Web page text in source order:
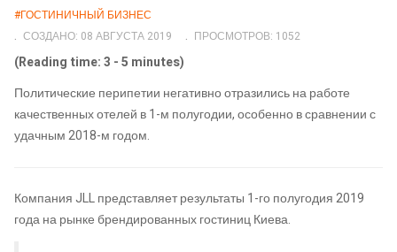
#ГОСТИНИЧНЫЙ БИЗНЕС
СОЗДАНО: 08 АВГУСТА 2019
ПРОСМОТРОВ: 1052
(Reading time: 3 - 5 minutes)
Политические перипетии негативно отразились на работе
качественных отелей в 1-м полугодии, особенно в сравнении с
удачным 2018-м годом.
Компания JLL представляет результаты 1-го полугодия 2019
года на рынке брендированных гостиниц Киева.